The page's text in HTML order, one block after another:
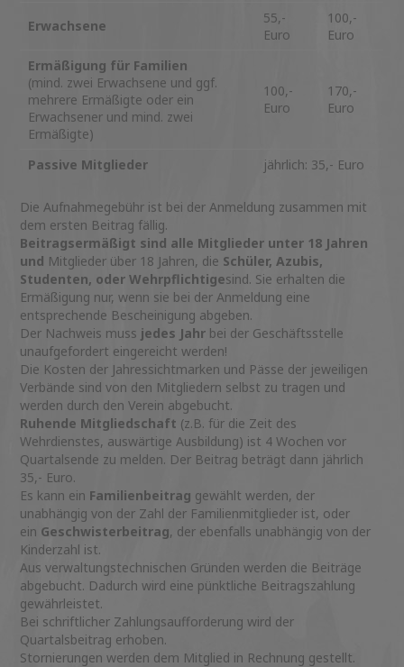
Erwachsene
55,-
Euro
100,-
Euro
Ermäßigung für Familien
(mind. zwei Erwachsene und ggf.
mehrere Ermäßigte oder ein
Erwachsener und mind. zwei
Ermäßigte)
100,-
Euro
170,-
Euro
Passive Mitglieder jährlich: 35,- Euro
Die Aufnahmegebühr ist bei der Anmeldung zusammen mit
dem ersten Beitrag fällig.
Beitragsermäßigt sind alle Mitglieder unter 18 Jahren
und Mitglieder über 18 Jahren, die Schüler, Azubis,
Studenten, oder Wehrpflichtigesind. Sie erhalten die
Ermäßigung nur, wenn sie bei der Anmeldung eine
entsprechende Bescheinigung abgeben.
Der Nachweis muss jedes Jahr bei der Geschäftsstelle
unaufgefordert eingereicht werden!
Die Kosten der Jahressichtmarken und Pässe der jeweiligen
Verbände sind von den Mitgliedern selbst zu tragen und
werden durch den Verein abgebucht.
Ruhende Mitgliedschaft (z.B. für die Zeit des
Wehrdienstes, auswärtige Ausbildung) ist 4 Wochen vor
Quartalsende zu melden. Der Beitrag beträgt dann jährlich
35,- Euro.
Es kann ein Familienbeitrag gewählt werden, der
unabhängig von der Zahl der Familienmitglieder ist, oder
ein Geschwisterbeitrag, der ebenfalls unabhängig von der
Kinderzahl ist.
Aus verwaltungstechnischen Gründen werden die Beiträge
abgebucht. Dadurch wird eine pünktliche Beitragszahlung
gewährleistet.
Bei schriftlicher Zahlungsaufforderung wird der
Quartalsbeitrag erhoben.
Stornierungen werden dem Mitglied in Rechnung gestellt.